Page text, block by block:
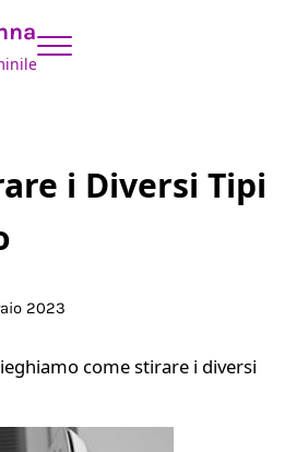
Menu
i Diversi Tipi
2023
come stirare i diversi